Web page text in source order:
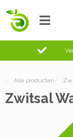
/ Alle producten /
Zwitsal